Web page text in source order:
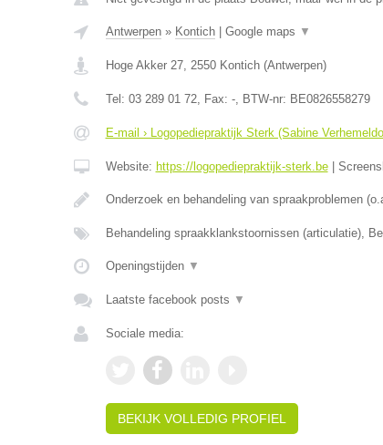
Antwerpen» Kontich| Google maps ▼
Hoge Akker 27, 2550 Kontich(Antwerpen)
Tel: 03 289 01 72, Fax: -, BTW-nr: BE0826558279
E-mail › Logopediepraktijk Sterk (Sabine
Website: https://logopediepraktijk-sterk.be|
Onderzoek en behandeling van spraakproblemen
Behandeling spraakklankstoornissen (articulatie),
Openingstijden ▼
Laatste facebook posts ▼
Sociale media:
BEKIJK VOLLEDIG PROFIEL